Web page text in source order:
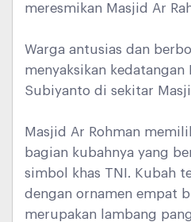
meresmikan Masjid Ar
Warga antusias dan
menyaksikan kedatangan
Subiyanto di sekitar
Masjid Ar Rohman
bagian kubahnya yang
simbol khas TNI. Kubah
dengan ornamen empat
merupakan lambang